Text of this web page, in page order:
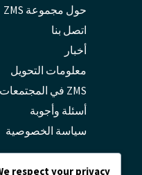
حول مجموعة ZMS
اتصل بنا
أخبار
معلومات التحويل
ZMS في المجتمعات
أسئلة وأجوبة
سياسة الخصوصية
respect your privacy